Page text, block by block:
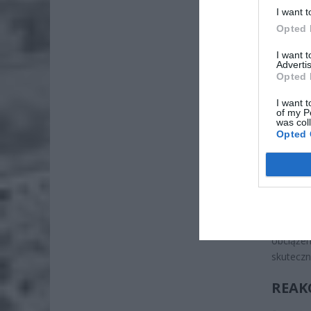
I want
Opted
I want
Opted
I want
of my
was
Opted
4